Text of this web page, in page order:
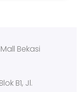
Bekasi
B1, Jl.